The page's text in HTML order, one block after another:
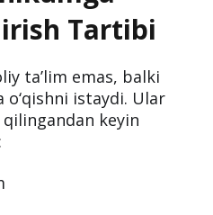
Tartibi
ta’lim emas, balki
istaydi. Ular
keyin